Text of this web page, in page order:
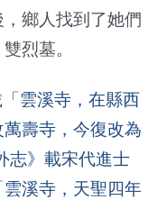
鄉人找到了她們
烈墓。
雲溪寺，在縣西
壽寺，今復改為
志》載宋代進士
溪寺，天聖四年